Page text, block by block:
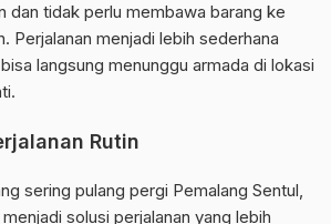
dan tidak perlu membawa barang ke
Perjalanan menjadi lebih sederhana
langsung menunggu armada di lokasi
Rutin
sering pulang pergi Pemalang Sentul,
solusi perjalanan yang lebih